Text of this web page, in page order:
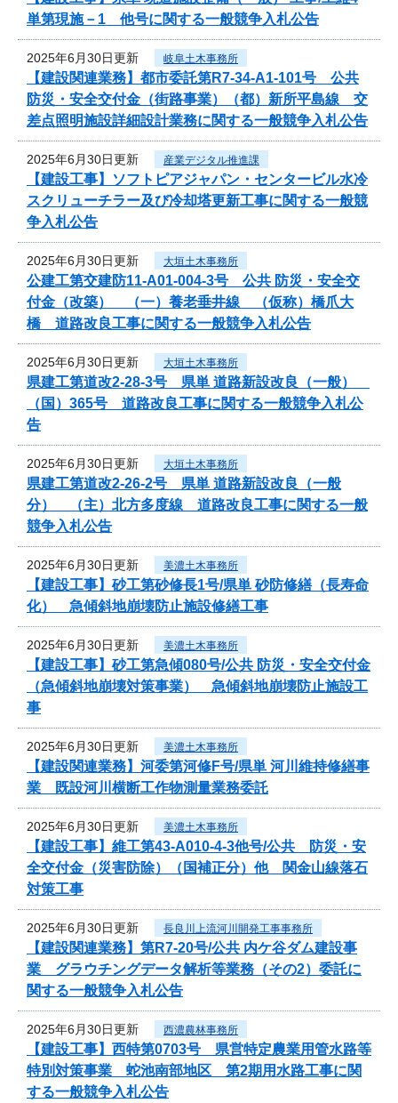
単第現施－1 他号に関する一般競争入札公告
2025年6月30日更新 岐阜土木事務所
【建設関連業務】都市委託第R7-34-A1-101号 公共
防災・安全交付金（街路事業）（都）新所平島線 交
差点照明施設詳細設計業務に関する一般競争入札公告
2025年6月30日更新 産業デジタル推進課
【建設工事】ソフトピアジャパン・センタービル水冷
スクリューチラー及び冷却塔更新工事に関する一般競
争入札公告
2025年6月30日更新 大垣土木事務所
公建工第交建防11-A01-004-3号 公共 防災・安全交
付金（改築） （一）養老垂井線 （仮称）橋爪大
橋 道路改良工事に関する一般競争入札公告
2025年6月30日更新 大垣土木事務所
県建工第道改2-28-3号 県単 道路新設改良（一般）
（国）365号 道路改良工事に関する一般競争入札公
告
2025年6月30日更新 大垣土木事務所
県建工第道改2-26-2号 県単 道路新設改良（一般
分） （主）北方多度線 道路改良工事に関する一般
競争入札公告
2025年6月30日更新 美濃土木事務所
【建設工事】砂工第砂修長1号/県単 砂防修繕（長寿命
化） 急傾斜地崩壊防止施設修繕工事
2025年6月30日更新 美濃土木事務所
【建設工事】砂工第急傾080号/公共 防災・安全交付金
（急傾斜地崩壊対策事業） 急傾斜地崩壊防止施設工
事
2025年6月30日更新 美濃土木事務所
【建設関連業務】河委第河修F号/県単 河川維持修繕事
業 既設河川横断工作物測量業務委託
2025年6月30日更新 美濃土木事務所
【建設工事】維工第43-A010-4-3他号/公共 防災・安
全交付金（災害防除）（国補正分）他 関金山線落石
対策工事
2025年6月30日更新 長良川上流河川開発工事事務所
【建設関連業務】第R7-20号/公共 内ケ谷ダム建設事
業 グラウチングデータ解析等業務（その2）委託に
関する一般競争入札公告
2025年6月30日更新 西濃農林事務所
【建設工事】西特第0703号 県営特定農業用管水路等
特別対策事業 蛇池南部地区 第2期用水路工事に関
する一般競争入札公告